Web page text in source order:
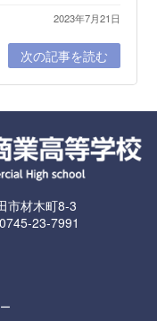
2023年7月21日
次の記事を読む
市材木町8-3
23-7991